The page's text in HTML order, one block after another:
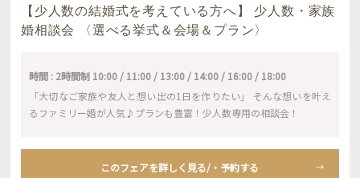
【少人数の結婚式を考えている方へ】 少人数・家族
婚相談会 〈選べる挙式＆会場＆プラン〉
時間 : 2時間制 10:00 / 11:00 / 13:00 / 14:00 / 16:00 / 18:00
「大切なご家族や友人と想い出の1日を作りたい」 そんな想いを叶え
るファミリー婚が人気♪プランも豊富！少人数専用の相談会！
このフェアを詳しく見る/・予約する